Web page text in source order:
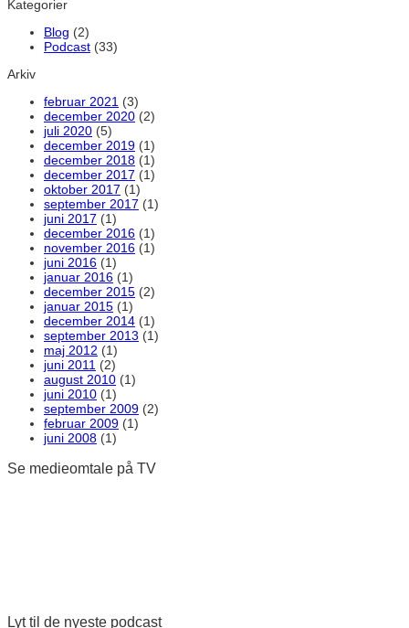
Kategorier
Blog (2)
Podcast (33)
Arkiv
februar 2021 (3)
december 2020 (2)
juli 2020 (5)
december 2019 (1)
december 2018 (1)
december 2017 (1)
oktober 2017 (1)
september 2017 (1)
juni 2017 (1)
december 2016 (1)
november 2016 (1)
juni 2016 (1)
januar 2016 (1)
december 2015 (2)
januar 2015 (1)
december 2014 (1)
september 2013 (1)
maj 2012 (1)
juni 2011 (2)
august 2010 (1)
juni 2010 (1)
september 2009 (2)
februar 2009 (1)
juni 2008 (1)
Se medieomtale på TV
Lyt til de nyeste podcast